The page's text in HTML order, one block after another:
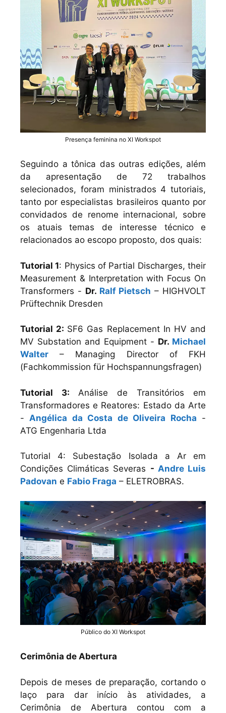
Presença feminina no XI Workspot
Seguindo a tônica das outras edições, além
da apresentação de 72 trabalhos
selecionados, foram ministrados 4 tutoriais,
tanto por especialistas brasileiros quanto por
convidados de renome internacional, sobre
os atuais temas de interesse técnico e
relacionados ao escopo proposto, dos quais:
Tutorial 1: Physics of Partial Discharges, their
Measurement & Interpretation with Focus On
Transformers - Dr. Ralf Pietsch – HIGHVOLT
Prüftechnik Dresden
Tutorial 2: SF6 Gas Replacement In HV and
MV Substation and Equipment - Dr. Michael
Walter – Managing Director of FKH
(Fachkommission für Hochspannungsfragen)
Tutorial 3: Análise de Transitórios em
Transformadores e Reatores: Estado da Arte
- Angélica da Costa de Oliveira Rocha -
ATG Engenharia Ltda
Tutorial 4: Subestação Isolada a Ar em
Condições Climáticas Severas - Andre Luis
Padovan e Fabio Fraga – ELETROBRAS.
Público do XI Workspot
Cerimônia de Abertura
Depois de meses de preparação, cortando o
laço para dar início às atividades, a
Cerimônia de Abertura contou com a